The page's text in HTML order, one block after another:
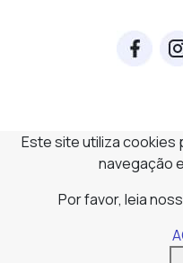
Este site utiliza cookies
navegação
Por favor, leia